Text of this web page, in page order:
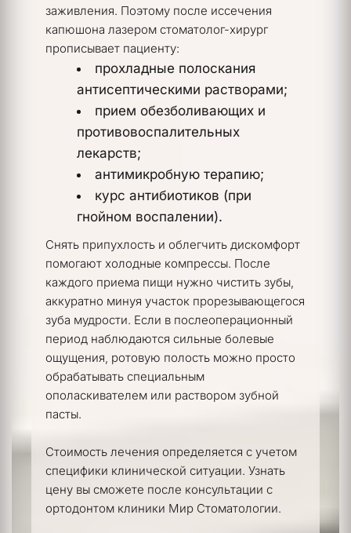
заживления. Поэтому после иссечения
капюшона лазером
стоматолог-хирург
прописывает пациенту:
прохладные полоскания
антисептическими растворами;
прием обезболивающих и
противовоспалительных
лекарств;
антимикробную терапию;
курс антибиотиков (при
гнойном воспалении).
Снять припухлость и облегчить дискомфорт
помогают холодные компрессы. После
каждого приема пищи нужно чистить зубы,
аккуратно минуя участок прорезывающегося
зуба мудрости. Если в послеоперационный
период наблюдаются сильные болевые
ощущения, ротовую полость можно просто
обрабатывать специальным
ополаскивателем или раствором зубной
пасты.
Стоимость лечения определяется с учетом
специфики клинической ситуации. Узнать
цену вы сможете после консультации с
ортодонтом клиники Мир Стоматологии.